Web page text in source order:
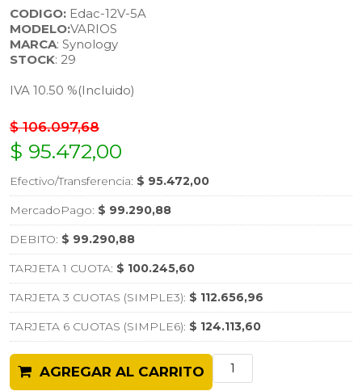
CODIGO: Edac-12V-5A
MODELO:VARIOS
MARCA: Synology
STOCK: 29
IVA 10.50 %(Incluido)
$ 106.097,68
$ 95.472,00
Efectivo/Transferencia: $ 95.472,00
MercadoPago: $ 99.290,88
DEBITO: $ 99.290,88
TARJETA 1 CUOTA: $ 100.245,60
TARJETA 3 CUOTAS (SIMPLE3): $ 112.656,96
TARJETA 6 CUOTAS (SIMPLE6): $ 124.113,60
AGREGAR AL CARRITO